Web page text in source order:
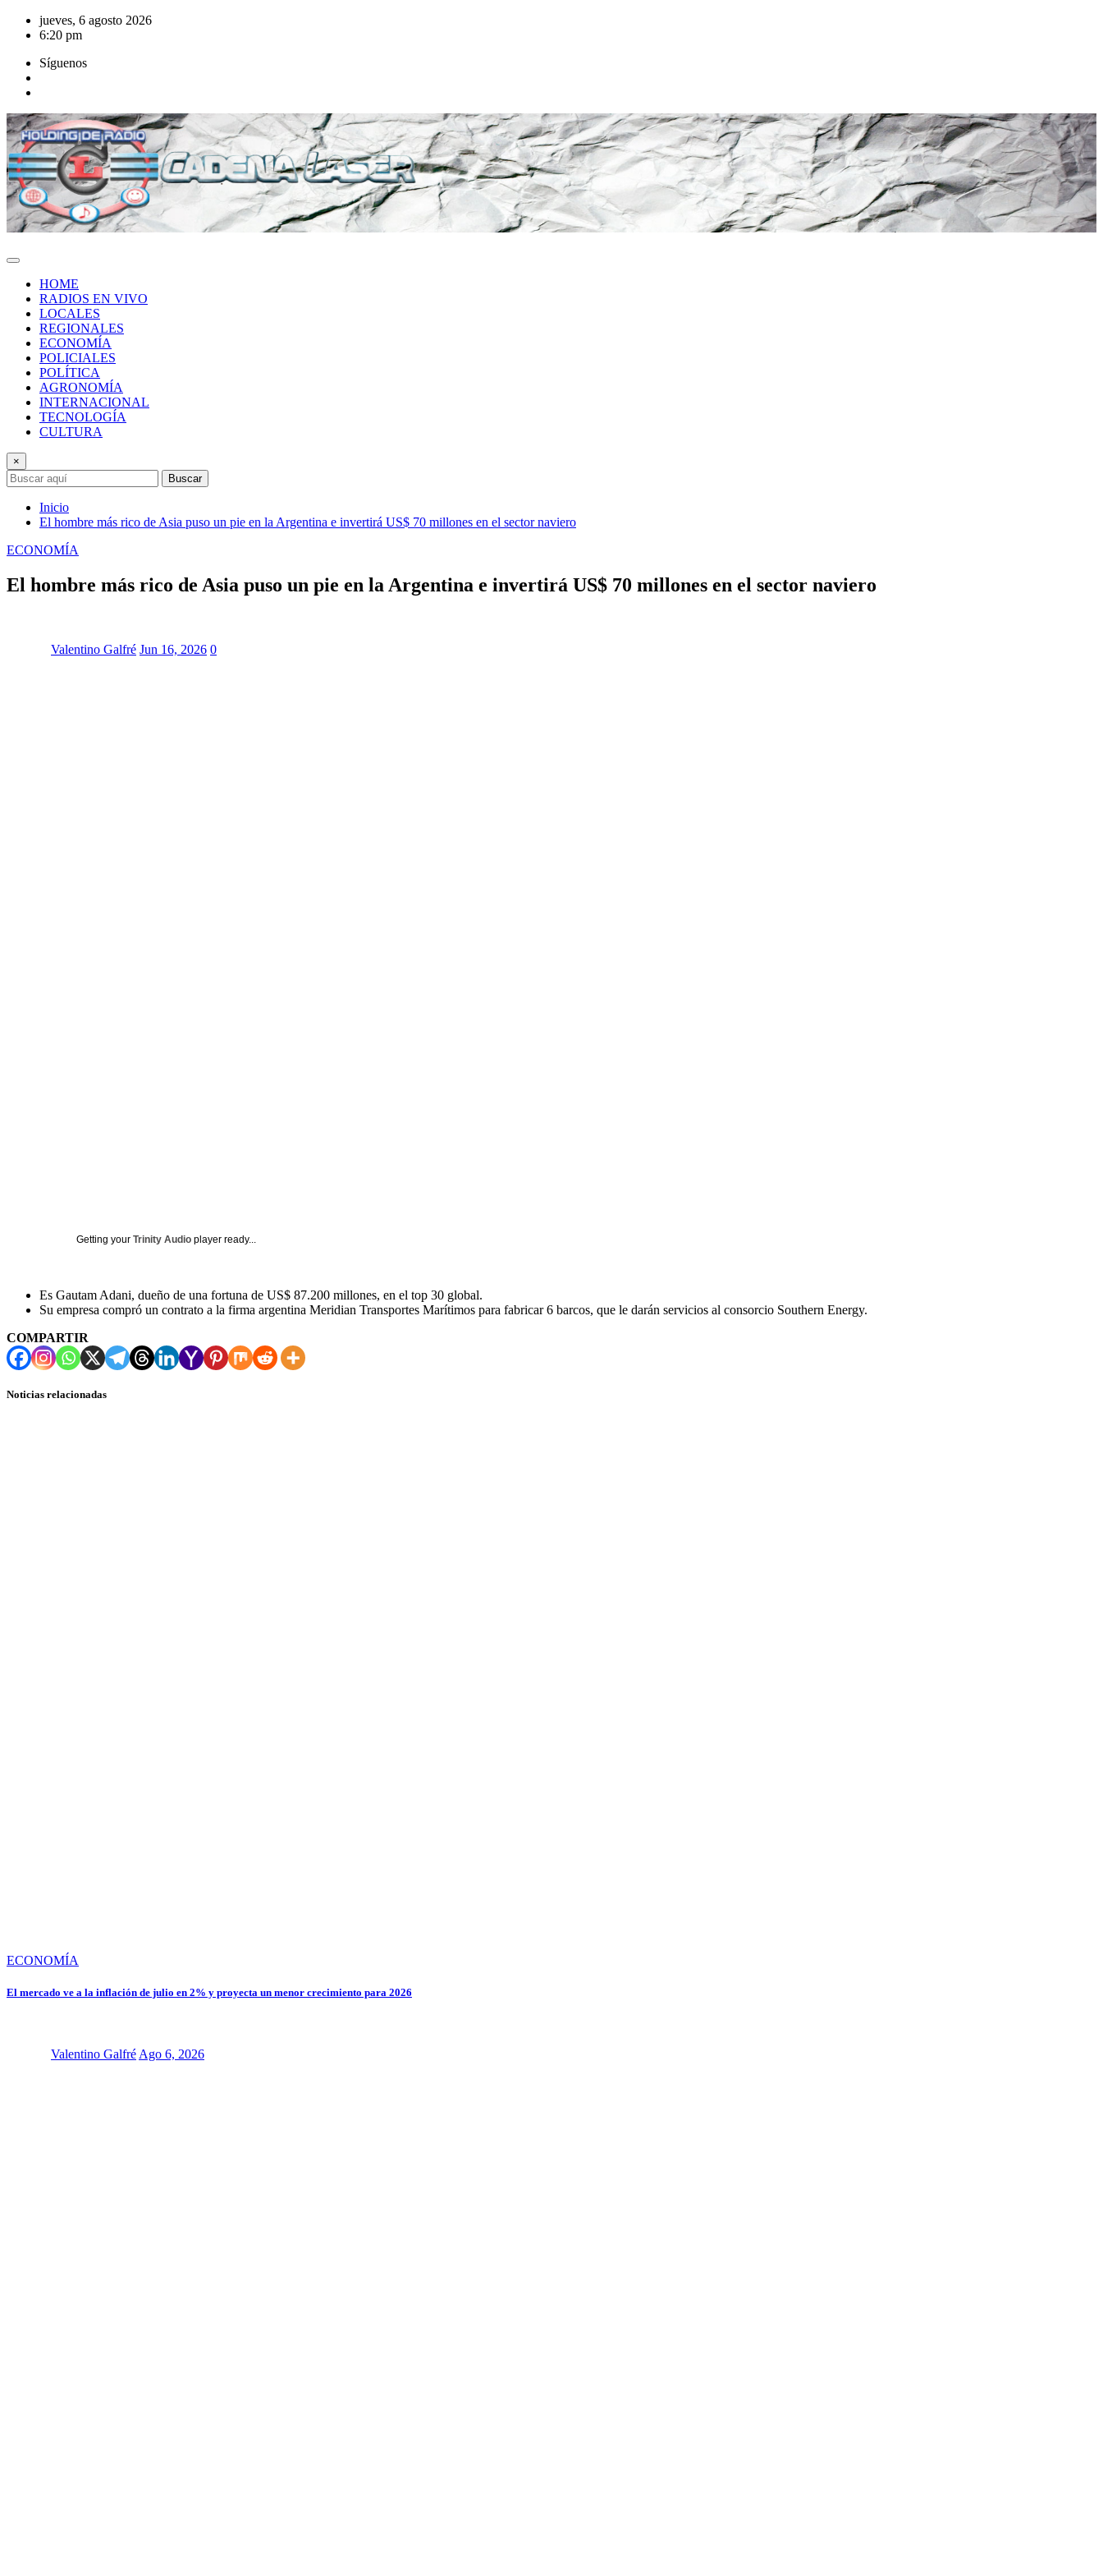
Saltar
jueves, 6 agosto 2026
6:20 pm
Síguenos
HOME
RADIOS EN VIVO
LOCALES
REGIONALES
ECONOMÍA
POLICIALES
POLÍTICA
AGRONOMÍA
INTERNACIONAL
TECNOLOGÍA
CULTURA
×
Buscar
Inicio
El hombre más rico de Asia puso un pie en la Argentina e invertirá US$ 70 millones en el sector naviero
ECONOMÍA
El hombre más rico de Asia puso un pie en la Argentina e invertirá US$ 70 millones en el sector naviero
Valentino Galfré Jun 16, 2026 0
Getting your Trinity Audio player ready...
Es Gautam Adani, dueño de una fortuna de US$ 87.200 millones, en el top 30 global.
Su empresa compró un contrato a la firma argentina Meridian Transportes Marítimos para fabricar 6 barcos, que le darán servicios al consorcio Southern Energy.
COMPARTIR
Noticias relacionadas
ECONOMÍA
El mercado ve a la inflación de julio en 2% y proyecta un menor crecimiento para 2026
Valentino GalfréAgo 6, 2026